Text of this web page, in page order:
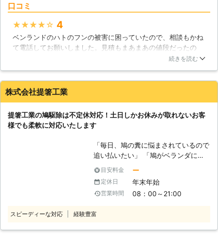
番は、日本全国に数多くの加盟店が提
携していますので、安心してお任せ出
来ます。 もちろん、24時間365日対
応ですので、鳩被害でお困りのことが
ありましたらいつでもご相談を！ 無
ます。
糞のある場所に、繰り返し糞を落とし
ていきます。また、1日の中で周回す
るルートを決めていて、そこに含まれ
ている場所にはかなりの執着を持って
止まろうとします。そのためその場所
除が大変ですが、汚れるという以外に
も衛生的に大きな問題があります。そ
れは感染症の原因となるということで
す。ハトの糞には多くの細菌やウイル
スが含まれており、それを吸い込むこ
とで健康被害をもたらすことがありま
す。糞は風に運ばれて周辺に飛散しま
すので、住人だけでなく地域としての
問題ともなります。もちろん、ハトの
宅に移ってしまうこともあります。こ
さまをお守りしますのでぜひひだまり
口コミ
★★★★★ 4
ベンランドのハトのフンの被害に困っていたので、相談もかね
て電話してお願いしました。見積もまあまあの値段だったの
で、主人に了解を得てここに決めました。見積もはやかったの
しスタッフの方が不愛想だったので、もうちょっと元気に挨拶
してくれればいいかなと思いました。また、その後もハトが何
静岡県 浜松市南区 2016年12月14日
続きを読む
株式会社提箸工業
提箸工業の鳩駆除は不定休対応！土日しかお休みが取れないお客
様でも柔軟に対応いたします
「毎日、鳩の糞に悩まされているので
追い払いたい」 「鳩がベランダに出
没して鬱陶しいので駆除したい」
「自宅の窓付近に鳩の巣があるので除
去したい」 上記のように鳩に関する
ことでお悩みではありませんか。 し
鳥獣保護法によって、罰せられる恐れ
目安料金 ー
定休日 年末年始
営業時間 08：00～21:00
スピーディーな対応 経験豊富